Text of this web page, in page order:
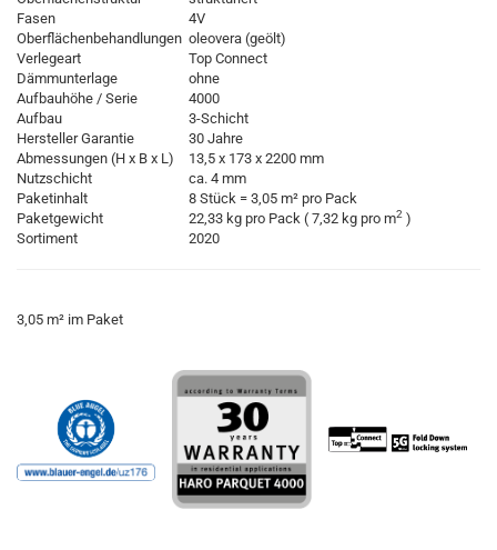
Fasen
4V
Oberflächenbehandlungen oleovera (geölt)
Verlegeart
Top Connect
Dämmunterlage
ohne
Aufbauhöhe / Serie
4000
Aufbau
3-Schicht
Hersteller Garantie
30 Jahre
Abmessungen (H x B x L)
13,5 x 173 x 2200 mm
Nutzschicht
ca. 4 mm
Paketinhalt
8 Stück = 3,05 m² pro Pack
Paketgewicht
22,33 kg pro Pack ( 7,32 kg pro m2 )
Sortiment
2020
3,05 m² im Paket